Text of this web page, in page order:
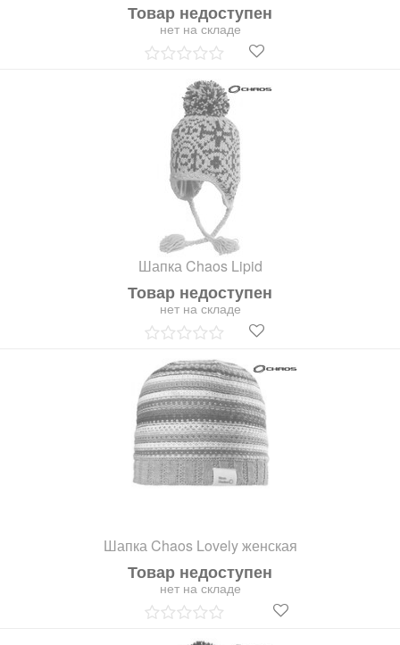
Товар недоступен
нет на складе
Шапка Chaos Lipid
Товар недоступен
нет на складе
Шапка Chaos Lovely женская
Товар недоступен
нет на складе